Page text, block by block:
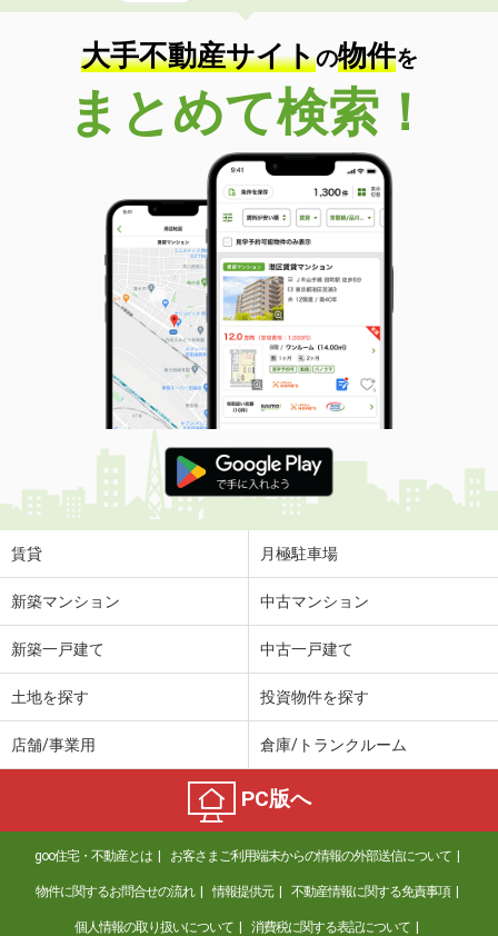
大手不動産サイトの物件を
まとめて検索！
賃貸 月極駐車場
新築マンション 中古マンション
新築一戸建て 中古一戸建て
土地を探す 投資物件を探す
店舗/事業用 倉庫/トランクルーム
PC版へ
goo住宅・不動産とは お客さまご利用端末からの情報の外部送信について
物件に関するお問合せの流れ 情報提供元 不動産情報に関する免責事項
個人情報の取り扱いについて 消費税に関する表記について